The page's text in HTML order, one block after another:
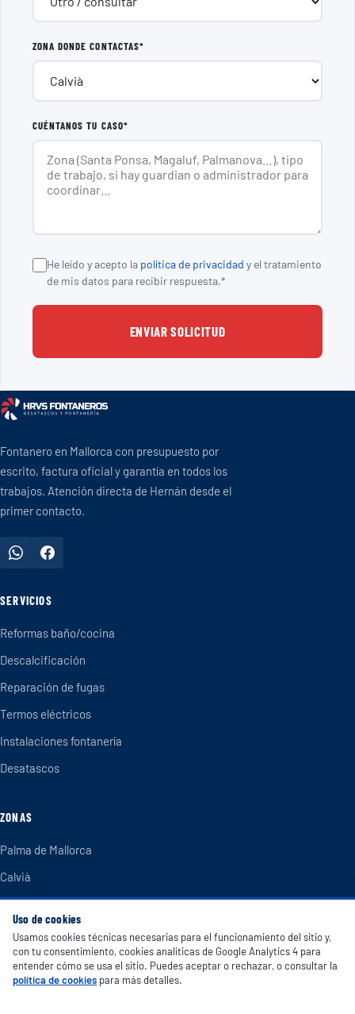
ZONA DONDE CONTACTAS*
CUÉNTANOS TU CASO*
He leído y acepto la política de privacidad y el tratamiento
de mis datos para recibir respuesta.*
ENVIAR SOLICITUD
Fontanero en Mallorca con presupuesto por
escrito, factura oficial y garantía en todos los
trabajos. Atención directa de Hernán desde el
primer contacto.
SERVICIOS
Reformas baño/cocina
Descalcificación
Reparación de fugas
Termos eléctricos
Instalaciones fontanería
Desatascos
ZONAS
Palma de Mallorca
Calvià
Marratxí
Llucmajor
Inca
Andratx
Uso de cookies
Usamos cookies técnicas necesarias para el funcionamiento del sitio y,
con tu consentimiento, cookies analíticas de Google Analytics 4 para
entender cómo se usa el sitio. Puedes aceptar o rechazar, o consultar la
política de cookies para más detalles.